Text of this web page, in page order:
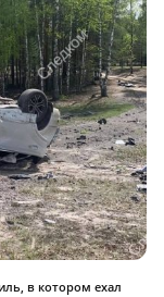
в котором ехал